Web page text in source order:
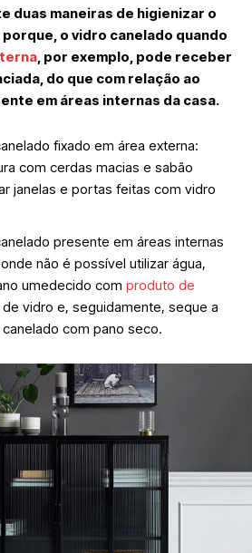
duas maneiras de higienizar o
o vidro canelado quando
, por exemplo, pode receber
do que com relação ao
em áreas internas da casa.
fixado em área externa:
com cerdas macias e sabão
janelas e portas feitas com vidro
presente em áreas internas
não é possível utilizar água,
umedecido com produto de
vidro e, seguidamente, seque a
com pano seco.